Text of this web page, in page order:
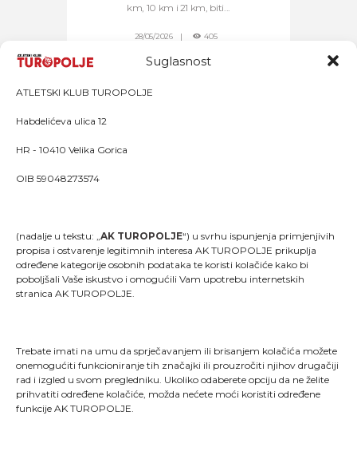
Suglasnost
ATLETSKI KLUB TUROPOLJE
Habdelićeva ulica 12
HR - 10410 Velika Gorica
OIB 59048273574
(nadalje u tekstu: „AK TUROPOLJE“) u svrhu ispunjenja primjenjivih
propisa i ostvarenje legitimnih interesa AK TUROPOLJE prikuplja
određene kategorije osobnih podataka te koristi kolačiće kako bi
poboljšali Vaše iskustvo i omogućili Vam upotrebu internetskih
stranica AK TUROPOLJE.
Trebate imati na umu da sprječavanjem ili brisanjem kolačića možete
onemogućiti funkcioniranje tih značajki ili prouzročiti njihov drugačiji
rad i izgled u svom pregledniku. Ukoliko odaberete opciju da ne želite
prihvatiti određene kolačiće, možda nećete moći koristiti određene
funkcije AK TUROPOLJE.
km, 10 km i 21 km, biti...
28/05/2026 405
"Kao što svaki trkač zna, trčanje je više od pukog
stavljanja jedne noge ispred druge; ono je način života
i dio onoga što jesmo."